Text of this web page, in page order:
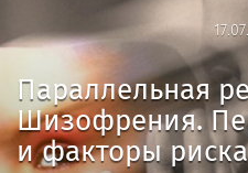
Параллельная
Шизофрения.
и факторы риска